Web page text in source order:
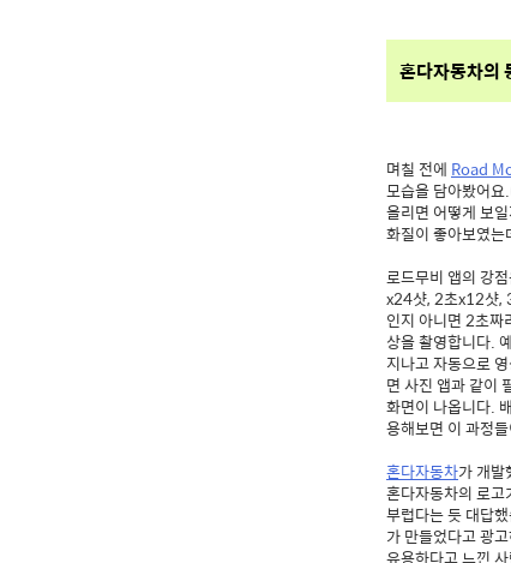
혼다자동차의
며칠 전에 Road
모습을 담아봤어요
올리면 어떻게 보
화질이 좋아보였
로드무비 앱의 강
x24샷, 2초x12샷,
인지 아니면 2초
상을 촬영합니다.
지나고 자동으로
면 사진 앱과 같이
화면이 나옵니다.
용해보면 이 과정
혼다자동차가 개
혼다자동차의 로
부럽다는 듯 대답
가 만들었다고 광
유용하다고 느낀